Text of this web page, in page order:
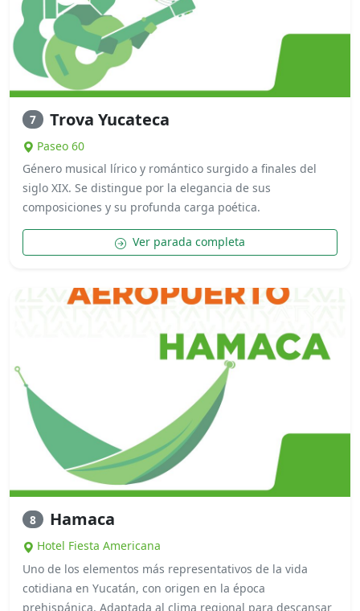
7 Trova Yucateca
Paseo 60
Género musical lírico y romántico surgido a finales del
siglo XIX. Se distingue por la elegancia de sus
composiciones y su profunda carga poética.
Ver parada completa
8 Hamaca
Hotel Fiesta Americana
Uno de los elementos más representativos de la vida
cotidiana en Yucatán, con origen en la época
prehispánica. Adaptada al clima regional para descansar